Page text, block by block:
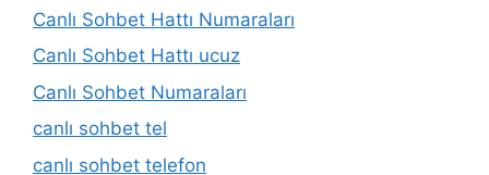
Canlı Sohbet Hattı Numaraları
Canlı Sohbet Hattı ucuz
Canlı Sohbet Numaraları
canlı sohbet tel
canlı sohbet telefon